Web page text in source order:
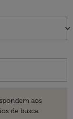
keyboard_arrow_down
aos
de busca.